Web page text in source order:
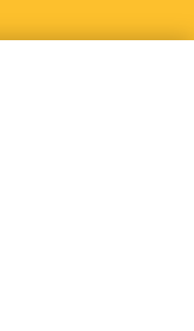
di Legacoop